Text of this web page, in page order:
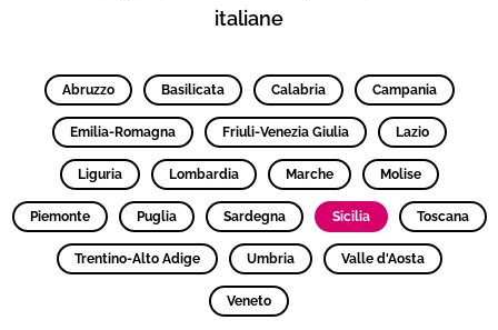
italiane
Abruzzo Basilicata Calabria Campania
Emilia-Romagna Friuli-Venezia Giulia Lazio
Liguria Lombardia Marche Molise
Piemonte Puglia Sardegna Sicilia Toscana
Trentino-Alto Adige Umbria Valle d'Aosta
Veneto